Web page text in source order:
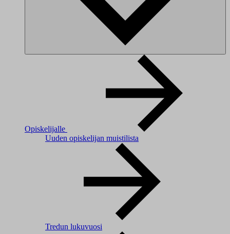
Opiskelijalle
Uuden opiskelijan muistilista
Tredun lukuvuosi